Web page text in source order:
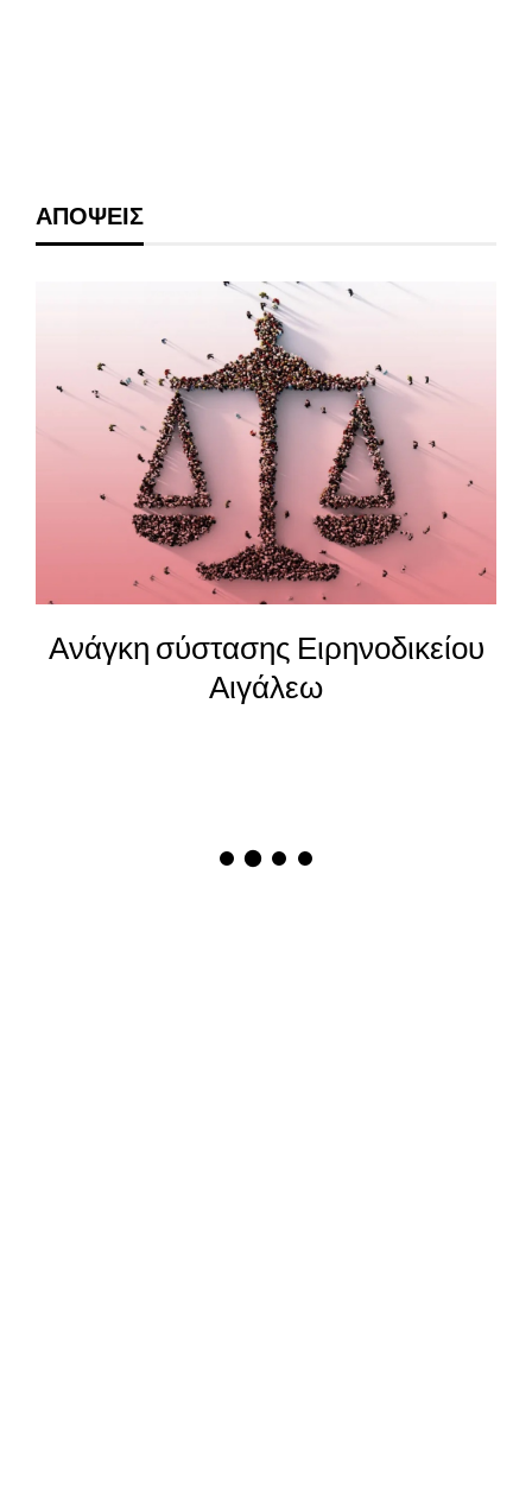
ΑΠΟΨΕΙΣ
25η Μαρτίου – Η αξία και η
καταδίκη των ηρώων